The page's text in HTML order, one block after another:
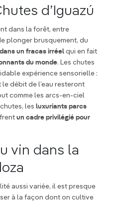
d’Iguazú
dans la forêt, entre
plonger brusquement, du
dans un fracas irréel qui en fait
du monde. Les chutes
expérience sensorielle :
débit de l’eau resteront
comme les arcs-en-ciel
les luxuriants parcs
un cadre privilégié pour
vin dans la
aussi variée, il est presque
à la façon dont on cultive